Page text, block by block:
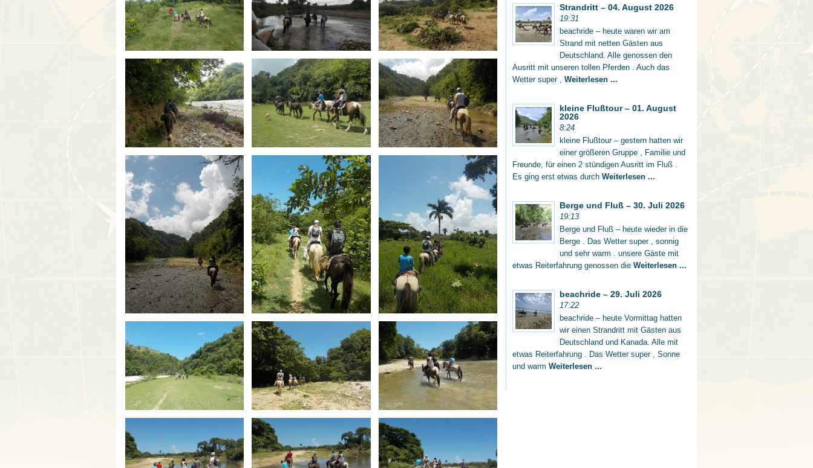
Strandritt – 04. August 2026
19:31
beachride – heute waren wir am
Strand mit netten Gästen aus
Deutschland. Alle genossen den
Ausritt mit unseren tollen Pferden . Auch das
Wetter super , Weiterlesen ...
kleine Flußtour – 01. August
2026
8:24
kleine Flußtour – gestern hatten wir
einer größeren Gruppe , Familie und
Freunde, für einen 2 stündigen Ausritt im Fluß .
Es ging erst etwas durch Weiterlesen ...
Berge und Fluß – 30. Juli 2026
19:13
Berge und Fluß – heute wieder in die
Berge . Das Wetter super , sonnig
und sehr warm . unsere Gäste mit
etwas Reiterfahrung genossen die Weiterlesen ...
beachride – 29. Juli 2026
17:22
beachride – heute Vormittag hatten
wir einen Strandritt mit Gästen aus
Deutschland und Kanada. Alle mit
etwas Reiterfahrung . Das Wetter super , Sonne
und warm Weiterlesen ...